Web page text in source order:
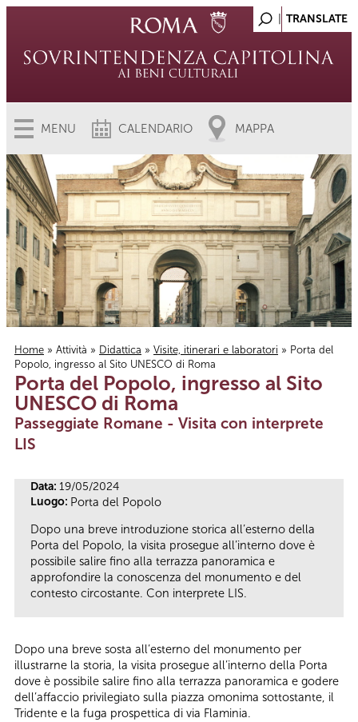
MENU CALENDARIO MAPPA
Tu sei qui
Home » Attività » Didattica » Visite, itinerari e laboratori » Porta del
Popolo, ingresso al Sito UNESCO di Roma
Porta del Popolo, ingresso al Sito
UNESCO di Roma
Passeggiate Romane - Visita con interprete
LIS
Data: 19/05/2024
Luogo: Porta del Popolo
Dopo una breve introduzione storica all’esterno della
Porta del Popolo, la visita prosegue all’interno dove è
possibile salire fino alla terrazza panoramica e
approfondire la conoscenza del monumento e del
contesto circostante. Con interprete LIS.
Dopo una breve sosta all’esterno del monumento per
illustrarne la storia, la visita prosegue all’interno della Porta
dove è possibile salire fino alla terrazza panoramica e godere
dell’affaccio privilegiato sulla piazza omonima sottostante, il
Tridente e la fuga prospettica di via Flaminia.